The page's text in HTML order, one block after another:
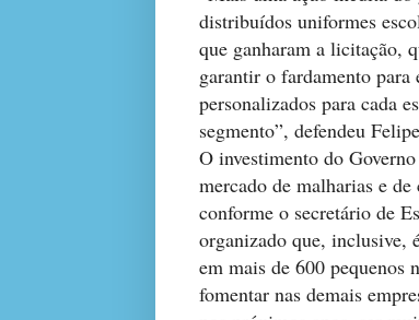
distribuídos uniformes
que ganharam a licitação,
garantir o fardamento para
personalizados para cada
segmento”, defendeu
O investimento do
mercado de malharias e
conforme o secretário de
organizado que, inclusive,
em mais de 600 pequenos
fomentar nas demais